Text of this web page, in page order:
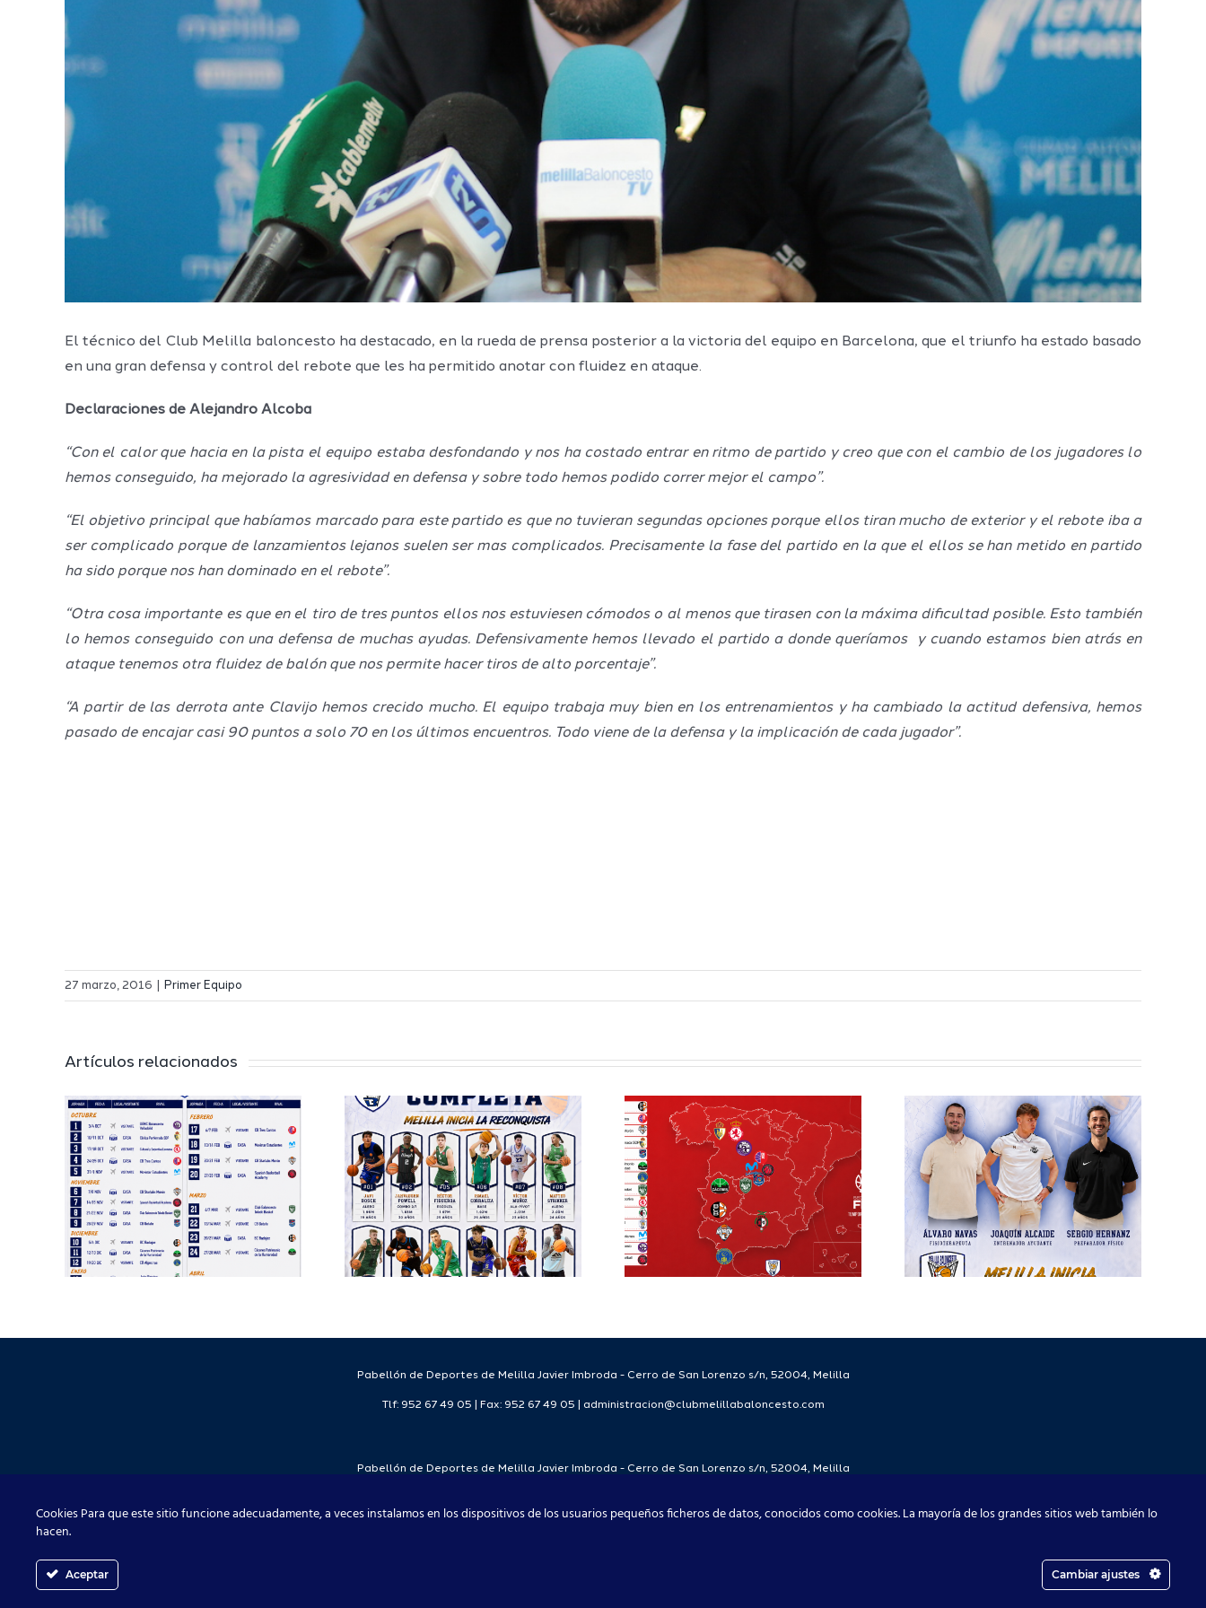
El técnico del Club Melilla baloncesto ha destacado, en la rueda de prensa posterior a la victoria del equipo en Barcelona, que el triunfo ha estado basado
en una gran defensa y control del rebote que les ha permitido anotar con fluidez en ataque.
Declaraciones de Alejandro Alcoba
“Con el calor que hacia en la pista el equipo estaba desfondando y nos ha costado entrar en ritmo de partido y creo que con el cambio de los jugadores lo
hemos conseguido, ha mejorado la agresividad en defensa y sobre todo hemos podido correr mejor el campo”.
“El objetivo principal que habíamos marcado para este partido es que no tuvieran segundas opciones porque ellos tiran mucho de exterior y el rebote iba a
ser complicado porque de lanzamientos lejanos suelen ser mas complicados. Precisamente la fase del partido en la que el ellos se han metido en partido
ha sido porque nos han dominado en el rebote”.
“Otra cosa importante es que en el tiro de tres puntos ellos nos estuviesen cómodos o al menos que tirasen con la máxima dificultad posible. Esto también
lo hemos conseguido con una defensa de muchas ayudas. Defensivamente hemos llevado el partido a donde queríamos y cuando estamos bien atrás en
ataque tenemos otra fluidez de balón que nos permite hacer tiros de alto porcentaje”.
“A partir de las derrota ante Clavijo hemos crecido mucho. El equipo trabaja muy bien en los entrenamientos y ha cambiado la actitud defensiva, hemos
pasado de encajar casi 90 puntos a solo 70 en los últimos encuentros. Todo viene de la defensa y la implicación de cada jugador”.
27 marzo, 2016 Primer Equipo
Artículos relacionados
El Melilla
Ciudad del
Deporte
completa su
proyecto
deportivo para
la temporada
Definidos el
grupo de
Segunda FEB y
la Copa España
FEB para el
Melilla Ciudad
del Deporte
Baloncesto
configura el
Staff Técnico
para la
temporada
Pabellón de Deportes de Melilla Javier Imbroda - Cerro de San Lorenzo s/n, 52004, Melilla
Tlf: 952 67 49 05 | Fax: 952 67 49 05 | administracion@clubmelillabaloncesto.com
Pabellón de Deportes de Melilla Javier Imbroda - Cerro de San Lorenzo s/n, 52004, Melilla
Cookies Para que este sitio funcione adecuadamente, a veces instalamos en los dispositivos de los usuarios pequeños ficheros de datos, conocidos como cookies. La mayoría de los grandes sitios web también lo
hacen.
Aceptar Cambiar ajustes